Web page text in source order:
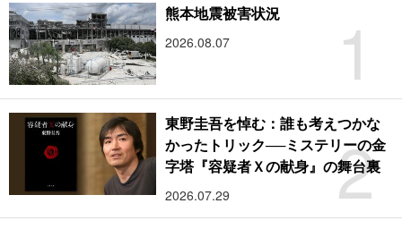
1
熊本地震被害状況
2026.08.07
2
東野圭吾を悼む：誰も考えつかな
かったトリック──ミステリーの金
字塔『容疑者Ｘの献身』の舞台裏
2026.07.29